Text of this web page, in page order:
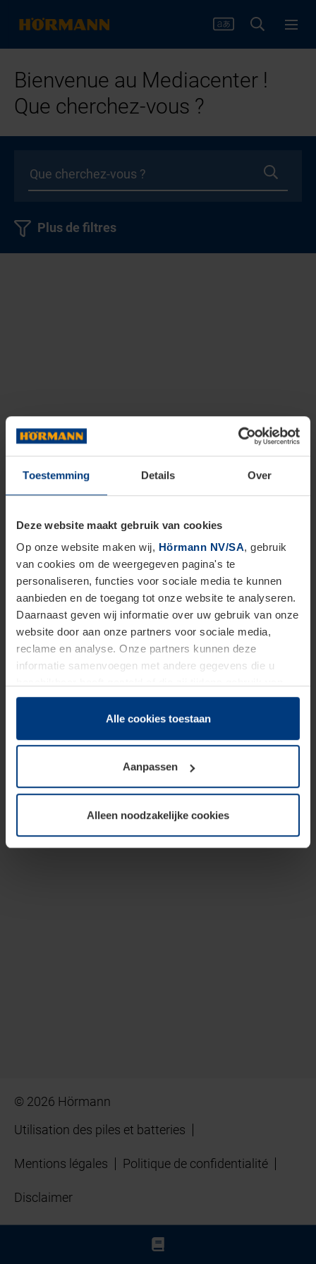
Toestemming Details Over
Deze website maakt gebruik van cookies
Op onze website maken wij, Hörmann NV/SA, gebruik
van cookies om de weergegeven pagina's te
personaliseren, functies voor sociale media te kunnen
aanbieden en de toegang tot onze website te analyseren.
Daarnaast geven wij informatie over uw gebruik van onze
website door aan onze partners voor sociale media,
reclame en analyse. Onze partners kunnen deze
informatie samenvoegen met andere gegevens die u
hun diensten hebben verzameld.
Juridisch hebben wij het recht om cookies op uw
van deze pagina's absoluut vereist is. Voor alle andere
soorten cookies is uw toestemming benodigd. Uw
toestemming kunt u op elk moment bij de uitleg van de
wijzigen of herroepen.
Alle cookies toestaan
Aanpassen
Alleen noodzakelijke cookies
Bienvenue au Mediacenter !
Que cherchez-vous ?
Plus de filtres
© 2026 Hörmann
Utilisation des piles et batteries
Mentions légales Politique de confidentialité
Disclaimer